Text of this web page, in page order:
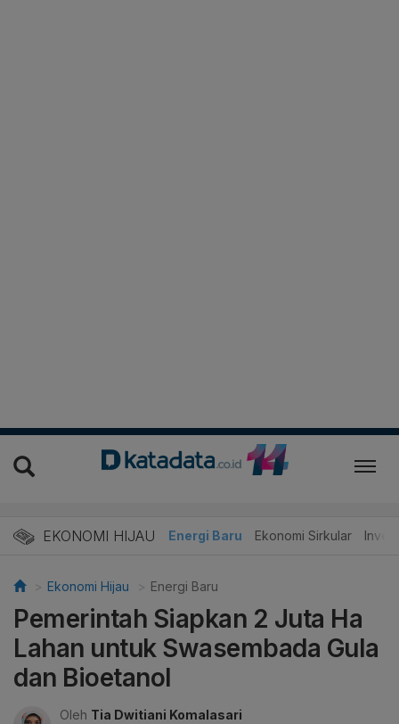
EKONOMI HIJAU Energi Baru Ekonomi Sirkular
Ekonomi Hijau Energi Baru
Pemerintah Siapkan 2 Juta Ha
Lahan untuk Swasembada Gula
dan Bioetanol
Oleh Tia Dwitiani Komalasari